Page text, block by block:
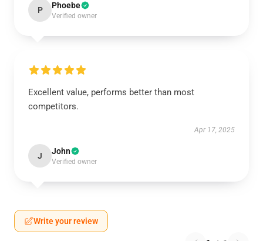
P Phoebe
Verified owner
Excellent value, performs better than most
competitors.
Apr 17, 2025
J John
Verified owner
Write your review